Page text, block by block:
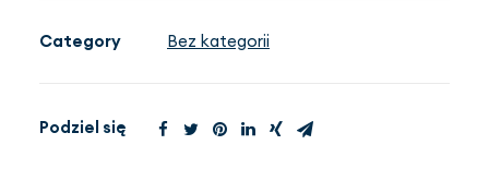
6
Category Bez kategorii
Podziel się